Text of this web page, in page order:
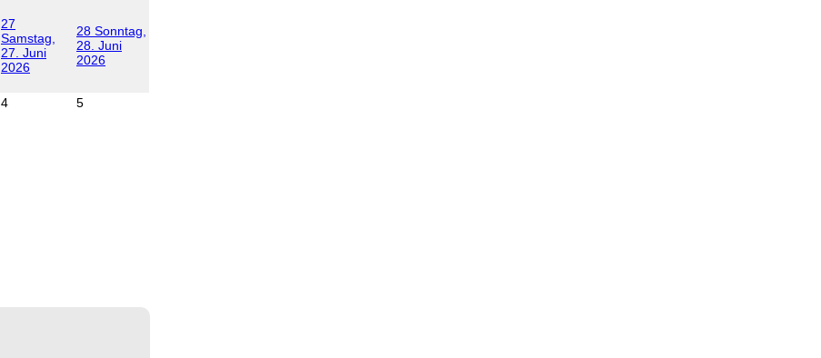
27
Samstag,
27. Juni
2026
28 Sonntag,
28. Juni
2026
4 5